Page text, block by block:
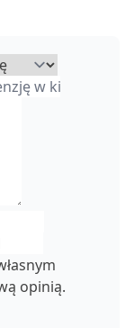
opinią.